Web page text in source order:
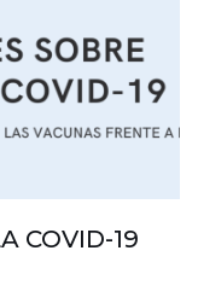
COVID-19